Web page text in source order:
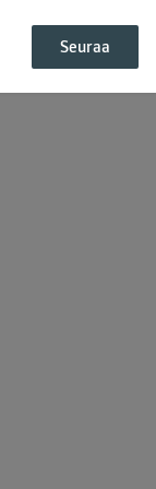
Seuraa